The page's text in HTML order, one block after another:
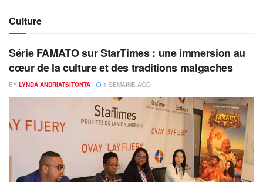
Culture
Série FAMATO sur StarTimes : une immersion au
cœur de la culture et des traditions malgaches
BY LYNDA ANDRIATSITONTA 1 SEMAINE AGO